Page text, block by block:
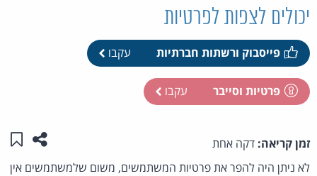
יכולים לצפות לפרטיות
פייסבוק ורשתות חברתיות עקבו
פרטיות וסייבר עקבו
זמן קריאה: דקה אחת שתפו
לא ניתן היה להפר את פרטיות המשתמשים, משום שלמשתמשים אין